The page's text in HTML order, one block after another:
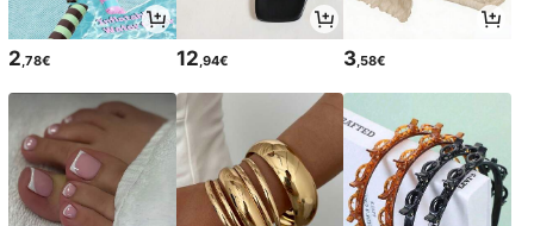
2,78€ 12,94€ 3,58€